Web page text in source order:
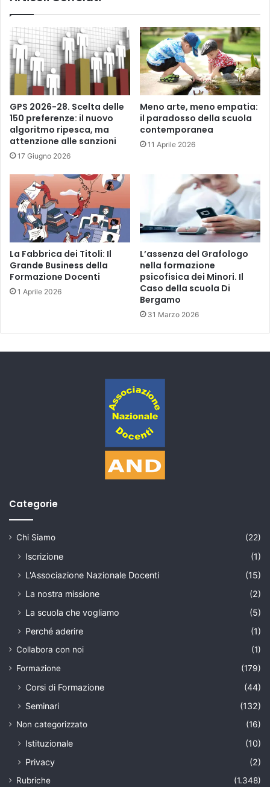
r
a
t
t
i
GPS 2026-28. Scelta delle
150 preferenze: il nuovo
algoritmo ripesca, ma
attenzione alle sanzioni
17 Giugno 2026
Meno arte, meno empatia:
il paradosso della scuola
contemporanea
11 Aprile 2026
La Fabbrica dei Titoli: Il
Grande Business della
Formazione Docenti
1 Aprile 2026
L’assenza del Grafologo
nella formazione
psicofisica dei Minori. Il
Caso della scuola Di
Bergamo
31 Marzo 2026
Categorie
Chi Siamo (22)
Iscrizione
(1)
L'Associazione Nazionale Docenti
(15)
La nostra missione
(2)
La scuola che vogliamo
(5)
Perché aderire
(1)
Collabora con noi
(1)
Formazione
(179)
Corsi di Formazione
(44)
Seminari
(132)
Non categorizzato (16)
Istituzionale
(10)
Privacy
(2)
Rubriche (1.348)